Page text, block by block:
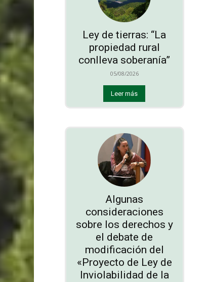
Ley de tierras: “La
propiedad rural
conlleva soberanía”
05/08/2026
Leer más
Algunas
consideraciones
sobre los derechos y
el debate de
modificación del
«Proyecto de Ley de
Inviolabilidad de la